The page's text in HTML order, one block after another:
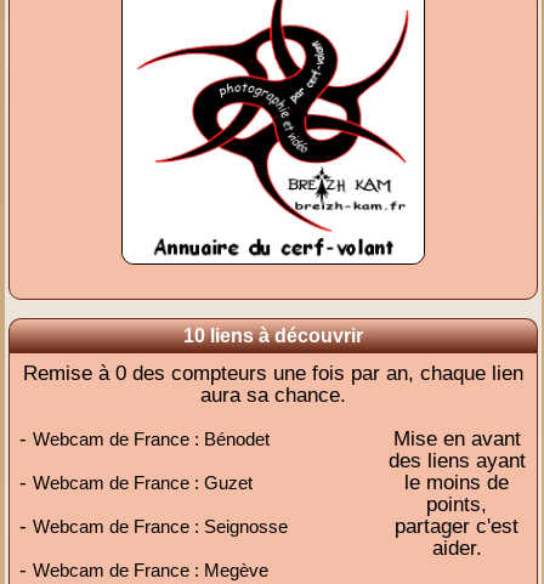
10 liens à découvrir
Remise à 0 des compteurs une fois par an, chaque lien
aura sa chance.
-Webcam de France : Bénodet
-Webcam de France : Guzet
-Webcam de France : Seignosse
-Webcam de France : Megève
Mise en avant
des liens ayant
le moins de
points,
partager c'est
aider.